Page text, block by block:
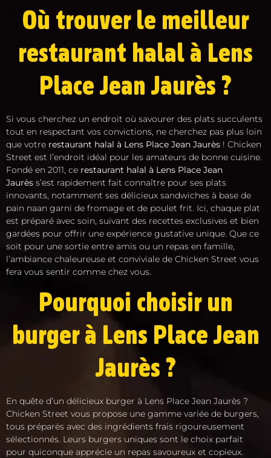
Où trouver le meilleur
restaurant halal à Lens
Place Jean Jaurès ?
Si vous cherchez un endroit où savourer des plats succulents
tout en respectant vos convictions, ne cherchez pas plus loin
que votre restaurant halal à Lens Place Jean Jaurès ! Chicken
Street est l’endroit idéal pour les amateurs de bonne cuisine.
Fondé en 2011, ce restaurant halal à Lens Place Jean
Jaurès s’est rapidement fait connaître pour ses plats
innovants, notamment ses délicieux sandwiches à base de
pain naan garni de fromage et de poulet frit. Ici, chaque plat
est préparé avec soin, suivant des recettes exclusives et bien
gardées pour offrir une expérience gustative unique. Que ce
soit pour une sortie entre amis ou un repas en famille,
l’ambiance chaleureuse et conviviale de Chicken Street vous
fera vous sentir comme chez vous.
Pourquoi choisir un
burger à Lens Place Jean
Jaurès ?
En quête d’un délicieux burger à Lens Place Jean Jaurès ?
Chicken Street vous propose une gamme variée de burgers,
tous préparés avec des ingrédients frais rigoureusement
sélectionnés. Leurs burgers uniques sont le choix parfait
pour quiconque apprécie un repas savoureux et copieux.